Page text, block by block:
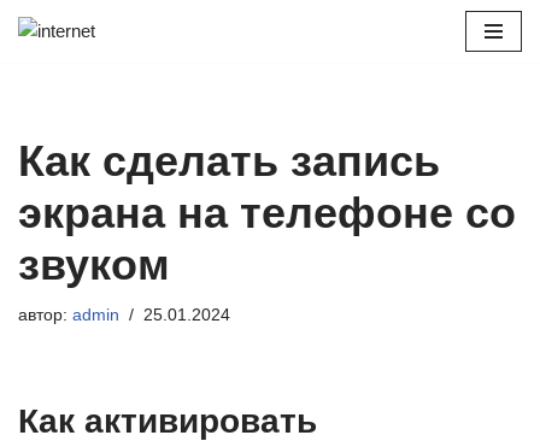
Как сделать запись
экрана на телефоне со
звуком
автор: admin 25.01.2024
Как активировать